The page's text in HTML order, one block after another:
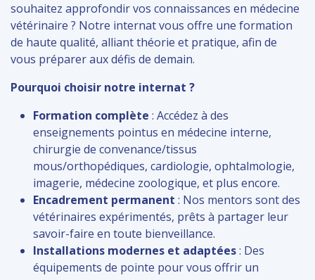
souhaitez approfondir vos connaissances en médecine
vétérinaire ? Notre internat vous offre une formation
de haute qualité, alliant théorie et pratique, afin de
vous préparer aux défis de demain.
Pourquoi choisir notre internat ?
Formation complète : Accédez à des
enseignements pointus en médecine interne,
chirurgie de convenance/tissus
mous/orthopédiques, cardiologie, ophtalmologie,
imagerie, médecine zoologique, et plus encore.
Encadrement permanent : Nos mentors sont des
vétérinaires expérimentés, prêts à partager leur
savoir-faire en toute bienveillance.
Installations modernes et adaptées: Des
équipements de pointe pour vous offrir un